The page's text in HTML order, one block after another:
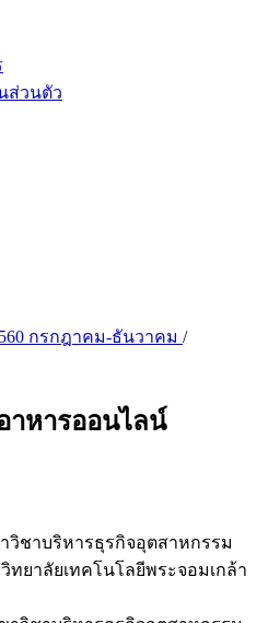
ส่วนตัว
กรกฎาคม-ธันวาคม /
าหารออนไลน์
วิชาบริหารธุรกิจอุตสาหกรรม
ยาลัยเทคโนโลยีพระจอมเกล้า